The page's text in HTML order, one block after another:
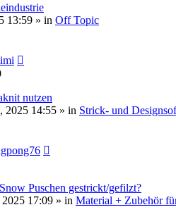
13:59 » in Off Topic
nutzen
2025 14:55 » in Strick- und
Puschen gestrickt/gefilzt?
17:09 » in Material + Zubehör